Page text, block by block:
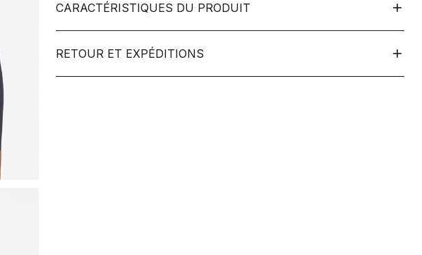
CARACTÉRISTIQUES DU PRODUIT
RETOUR ET EXPÉDITIONS